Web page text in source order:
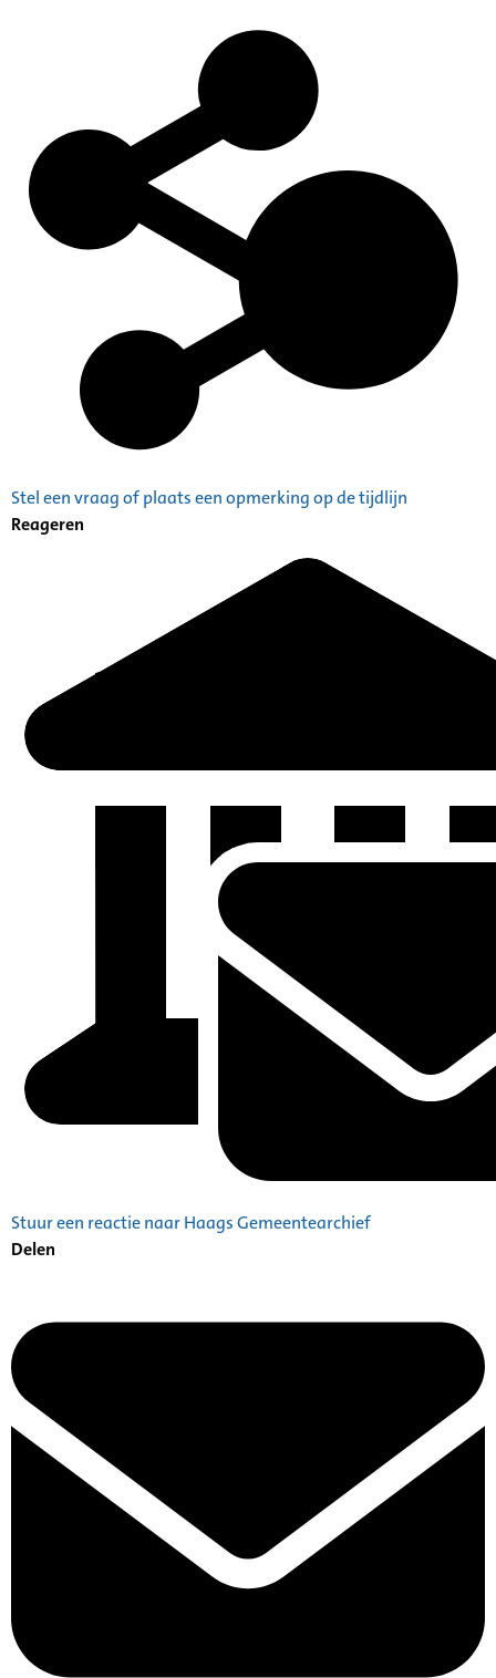
Stel een vraag of plaats een opmerking op de tijdlijn
Reageren
Stuur een reactie naar Haags Gemeentearchief
Delen